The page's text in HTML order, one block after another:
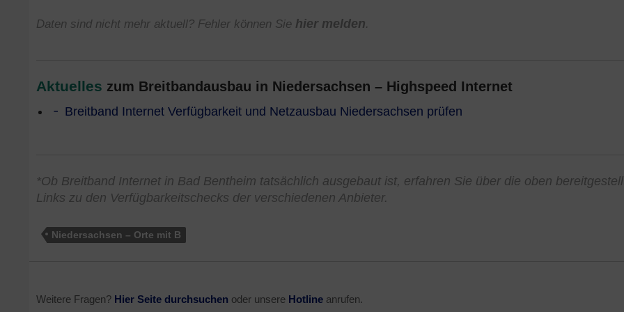
Daten sind nicht mehr aktuell? Fehler können Sie hier melden.
Aktuelles zum Breitbandausbau in Niedersachsen – Highspeed Internet
Breitband Internet Verfügbarkeit und Netzausbau Niedersachsen prüfen
*Ob Breitband Internet in Bad Bentheim tatsächlich ausgebaut ist, erfahren Sie über die oben
Links zu den Verfügbarkeitschecks der verschiedenen Anbieter.
Niedersachsen – Orte mit B
Weitere Fragen? Hier Seite durchsuchen oder unsere Hotline anrufen.